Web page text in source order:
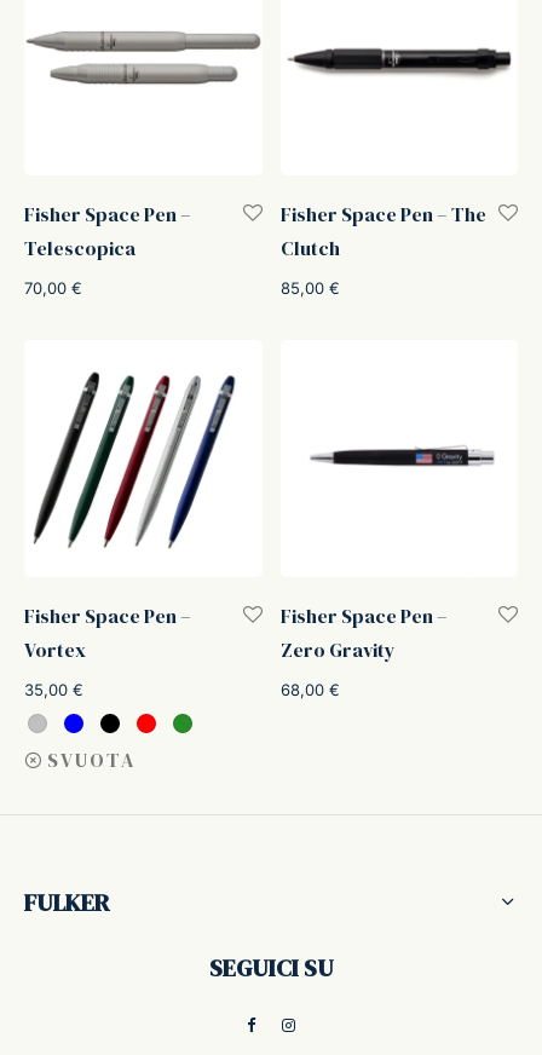
Fisher Space Pen –
Telescopica
70,00 €
Fisher Space Pen – The
Clutch
85,00 €
Fisher Space Pen –
Vortex
35,00 €
SVUOTA
Fisher Space Pen –
Zero Gravity
68,00 €
FULKER
SEGUICI SU